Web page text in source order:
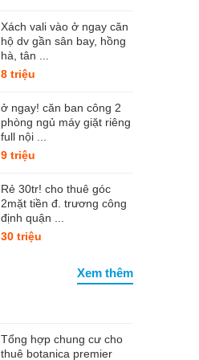
Xách vali vào ở ngay căn
hộ dv gần sân bay, hồng
hà, tân ...
8 triệu
ở ngay! căn ban công 2
phòng ngủ máy giặt riêng
full nội ...
9 triệu
Rẻ 30tr! cho thuê góc
2mặt tiền đ. trương công
định quận ...
30 triệu
Xem thêm
Tổng hợp chung cư cho
thuê botanica premier